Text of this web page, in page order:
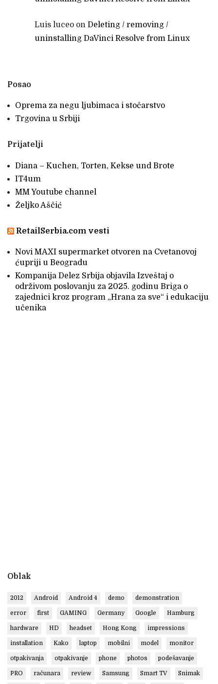
Luis luceo on Deleting / removing /
uninstalling DaVinci Resolve from Linux
Posao
Oprema za negu ljubimaca i stočarstvo
Trgovina u Srbiji
Prijatelji
Diana – Kuchen, Torten, Kekse und Brote
IT4um
MM Youtube channel
Željko Aščić
RetailSerbia.com vesti
Novi MAXI supermarket otvoren na Cvetanovoj
ćupriji u Beogradu
Kompanija Delez Srbija objavila Izveštaj o
održivom poslovanju za 2025. godinu Briga o
zajednici kroz program „Hrana za sve“ i edukaciju
učenika
Oblak
2012 Android Android 4 demo demonstration
error first GAMING Germany Google Hamburg
hardware HD headset Hong Kong impressions
installation Kako laptop mobilni model monitor
otpakivanja otpakivanje phone photos podešavanje
PRO računara review Samsung Smart TV Snimak